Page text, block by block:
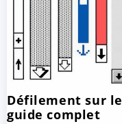
Défilement sur le
guide complet